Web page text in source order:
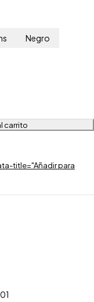
Negro
carrito
title="Añadir para